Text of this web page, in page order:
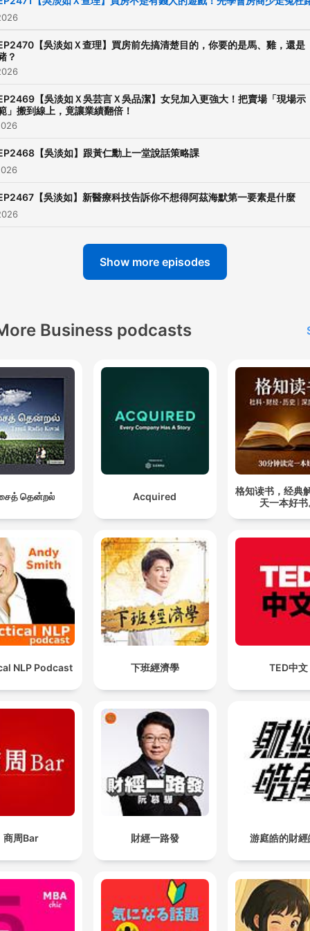
【吳淡如Ｘ查理】買房前先搞清楚目的，你要的是馬、雞，還是
？
【吳淡如Ｘ吳芸言Ｘ吳品潔】女兒加入更強大！把賣場「現場示
」搬到線上，竟讓業績翻倍！
【吳淡如】跟黃仁勳上一堂說話策略課
【吳淡如】新醫療科技告訴你不想得阿茲海默第一要素是什麼
Show more episodes
Business podcasts
தென்றல் Acquired
格知读书，经典
天一本好
NLP Podcast 下班經濟學 TED中文
商周Bar 財經一路發 游庭皓的財